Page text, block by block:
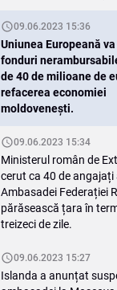
09.06.2023 15:36
Uniunea Europeană
fonduri
de 40 de milioane de
refacerea economiei
moldovenești.
09.06.2023 15:34
Ministerul român de
cerut ca 40 de angajați
Ambasadei Federației
părăsească țara în
treizeci de zile.
09.06.2023 15:27
Islanda a anunțat